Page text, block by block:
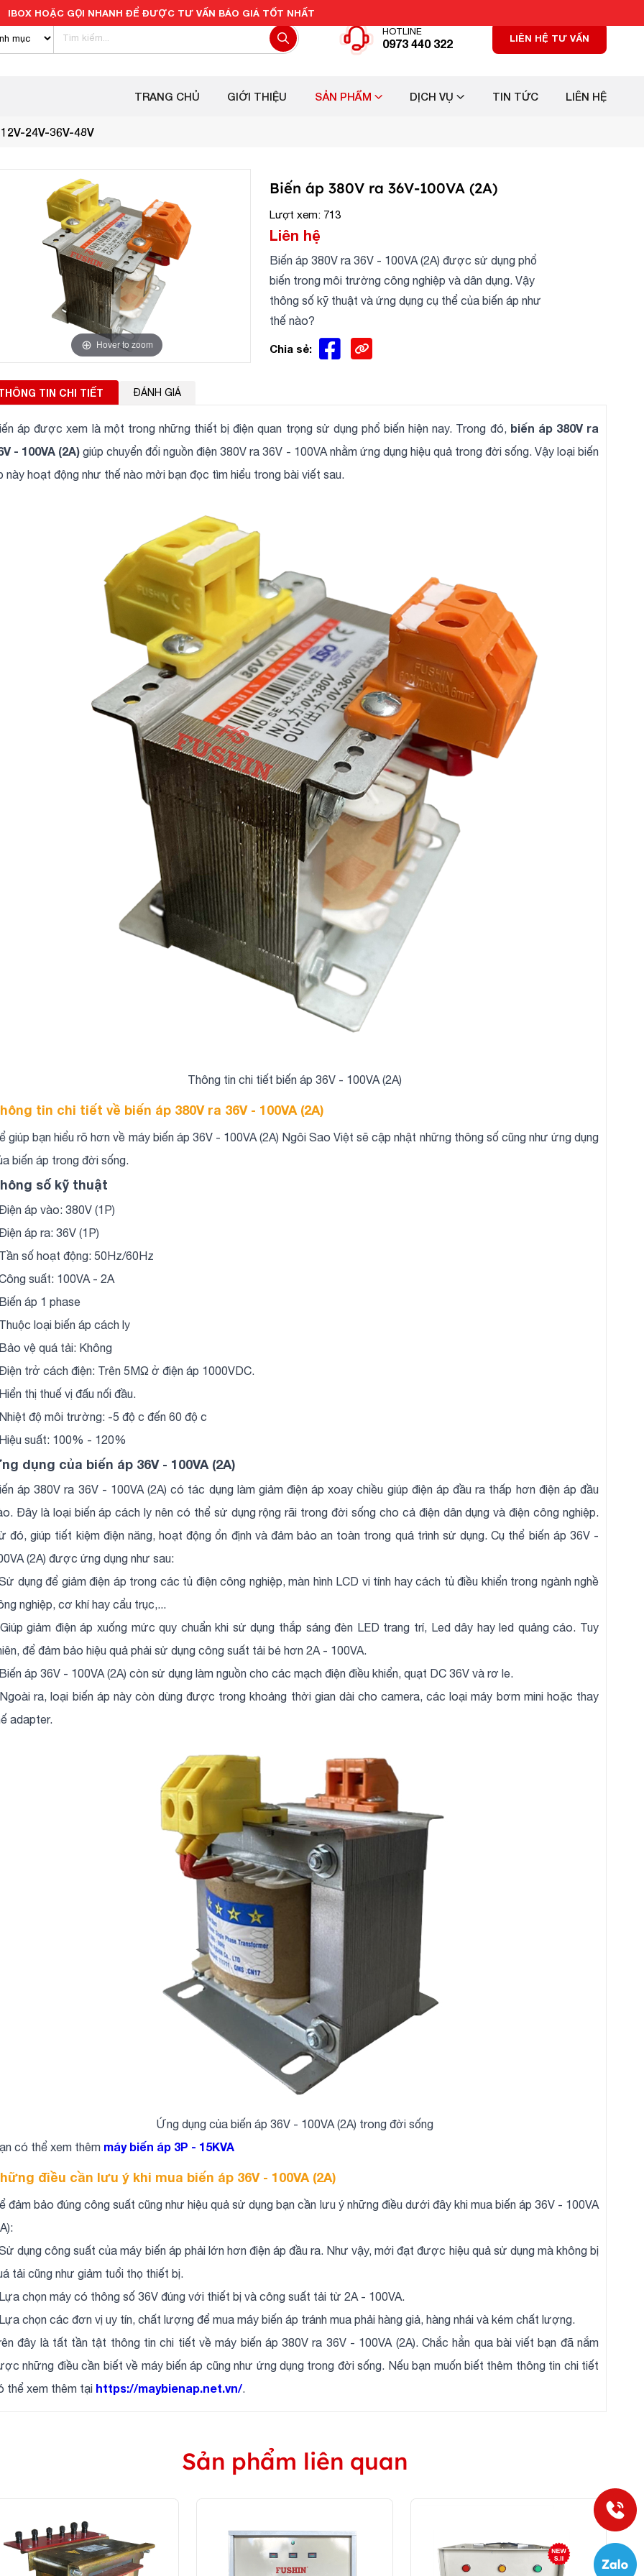
HOTLINE
0973 440 322 LIÊN HỆ TƯ VẤN
TRANG CHỦ GIỚI THIỆU SẢN PHẨM DỊCH VỤ TIN TỨC LIÊN HỆ
24V-36V-48V
Hover to zoom
Biến áp 380V ra 36V-100VA (2A)
Lượt xem: 713
Liên hệ
Biến áp 380V ra 36V - 100VA (2A) được sử dụng phổ
biến trong môi trường công nghiệp và dân dụng. Vậy
thông số kỹ thuật và ứng dụng cụ thể của biến áp như
thế nào?
Chia sẻ:
TIN CHI TIẾT ĐÁNH GIÁ
áp được xem là một trong những thiết bị điện quan trọng sử dụng phổ biến hiện nay. Trong đó, biến áp 380V ra
- 100VA (2A) giúp chuyển đổi nguồn điện 380V ra 36V - 100VA nhằm ứng dụng hiệu quả trong đời sống. Vậy loại biến
này hoạt động như thế nào mời bạn đọc tìm hiểu trong bài viết sau.
Thông tin chi tiết biến áp 36V - 100VA (2A)
tin chi tiết về biến áp 380V ra 36V - 100VA (2A)
giúp bạn hiểu rõ hơn về máy biến áp 36V - 100VA (2A) Ngôi Sao Việt sẽ cập nhật những thông số cũng như ứng dụng
biến áp trong đời sống.
số kỹ thuật
áp vào: 380V (1P)
áp ra: 36V (1P)
số hoạt động: 50Hz/60Hz
suất: 100VA - 2A
áp 1 phase
loại biến áp cách ly
vệ quá tải: Không
trở cách điện: Trên 5MΩ ở điện áp 1000VDC.
thị thuế vị đấu nối đầu.
độ môi trường: -5 độ c đến 60 độ c
suất: 100% - 120%
dụng của biến áp 36V - 100VA (2A)
áp 380V ra 36V - 100VA (2A) có tác dụng làm giảm điện áp xoay chiều giúp điện áp đầu ra thấp hơn điện áp đầu
Đây là loại biến áp cách ly nên có thể sử dụng rộng rãi trong đời sống cho cả điện dân dụng và điện công nghiệp.
đó, giúp tiết kiệm điện năng, hoạt động ổn định và đảm bảo an toàn trong quá trình sử dụng. Cụ thể biến áp 36V -
(2A) được ứng dụng như sau:
dụng để giảm điện áp trong các tủ điện công nghiệp, màn hình LCD vi tính hay cách tủ điều khiển trong ngành nghề
nghiệp, cơ khí hay cẩu trục,...
giảm điện áp xuống mức quy chuẩn khi sử dụng thắp sáng đèn LED trang trí, Led dây hay led quảng cáo. Tuy
để đảm bảo hiệu quả phải sử dụng công suất tải bé hơn 2A - 100VA.
áp 36V - 100VA (2A) còn sử dụng làm nguồn cho các mạch điện điều khiển, quạt DC 36V và rơ le.
ra, loại biến áp này còn dùng được trong khoảng thời gian dài cho camera, các loại máy bơm mini hoặc thay
adapter.
Ứng dụng của biến áp 36V - 100VA (2A) trong đời sống
có thể xem thêm máy biến áp 3P - 15KVA
điều cần lưu ý khi mua biến áp 36V - 100VA (2A)
đảm bảo đúng công suất cũng như hiệu quả sử dụng bạn cần lưu ý những điều dưới đây khi mua biến áp 36V - 100VA
dụng công suất của máy biến áp phải lớn hơn điện áp đầu ra. Như vậy, mới đạt được hiệu quả sử dụng mà không bị
tải cũng như giảm tuổi thọ thiết bị.
chọn máy có thông số 36V đúng với thiết bị và công suất tải từ 2A - 100VA.
chọn các đơn vị uy tín, chất lượng để mua máy biến áp tránh mua phải hàng giả, hàng nhái và kém chất lượng.
đây là tất tần tật thông tin chi tiết về máy biến áp 380V ra 36V - 100VA (2A). Chắc hẳn qua bài viết bạn đã nắm
những điều cần biết về máy biến áp cũng như ứng dụng trong đời sống. Nếu bạn muốn biết thêm thông tin chi tiết
thể xem thêm tại https://maybienap.net.vn/
Sản phẩm liên quan
IBOX HOẶC GỌI NHANH ĐỂ ĐƯỢC TƯ VẤN BÁO GIÁ TỐT NHẤT